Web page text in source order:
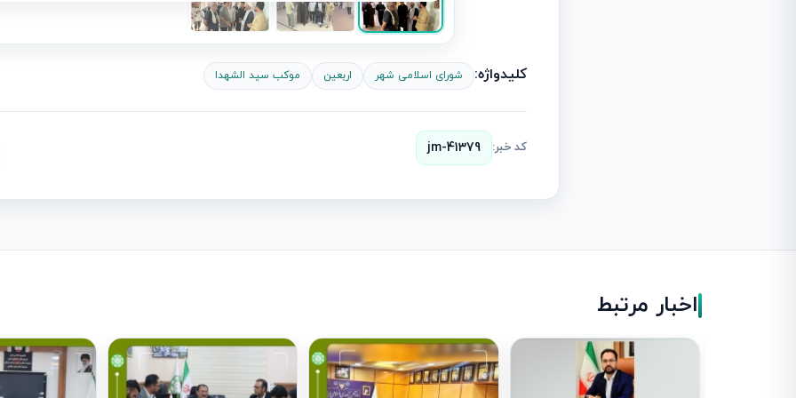
کلیدواژه: شورای اسلامی شهر اربعین موکب سید الشهدا
کد خبر: jm-41379
اخبار مرتبط